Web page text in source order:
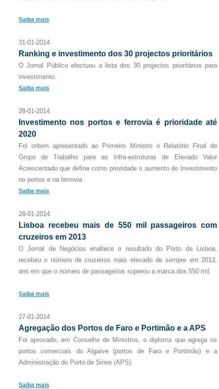
Saiba mais
31-01-2014
Ranking e investimento dos 30 projectos prioritários
O Jornal Público efectuou a lista dos 30 projectos prioritários para
investimento.
Saiba mais
28-01-2014
Investimento nos portos e ferrovia é prioridade até
2020
Foi ontem apresentado ao Primeiro Ministro o Relatório Final do
Grupo de Trabalho para as Infra-estruturas de Elevado Valor
Acrescentado que define como prioridade o aumento do Investimento
no portos e na ferrovia.
Saiba mais
28-01-2014
Lisboa recebeu mais de 550 mil passageiros com
cruzeiros em 2013
O Jornal de Negócios enaltece o resultado do Porto de Lisboa,
recebeu o número de cruzeiros mais elevado de sempre em 2013,
ano em que o número de passageiros superou a marca dos 550 mil.
Saiba mais
27-01-2014
Agregação dos Portos de Faro e Portimão e a APS
Foi aprovado, em Conselho de Ministros, o diploma que agrega os
portos comerciais do Algarve (portos de Faro e Portimão) e a
Administração do Porto de Sines (APS).
Saiba mais